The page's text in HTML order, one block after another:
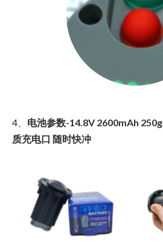
4、 电池参数-14.8V 2600mAh 250g
质充电口 随时快冲